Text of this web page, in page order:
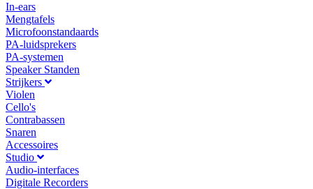
In-ears
Mengtafels
Microfoonstandaards
PA-luidsprekers
PA-systemen
Speaker Standen
Strijkers
Violen
Cello's
Contrabassen
Snaren
Accessoires
Studio
Audio-interfaces
Digitale Recorders